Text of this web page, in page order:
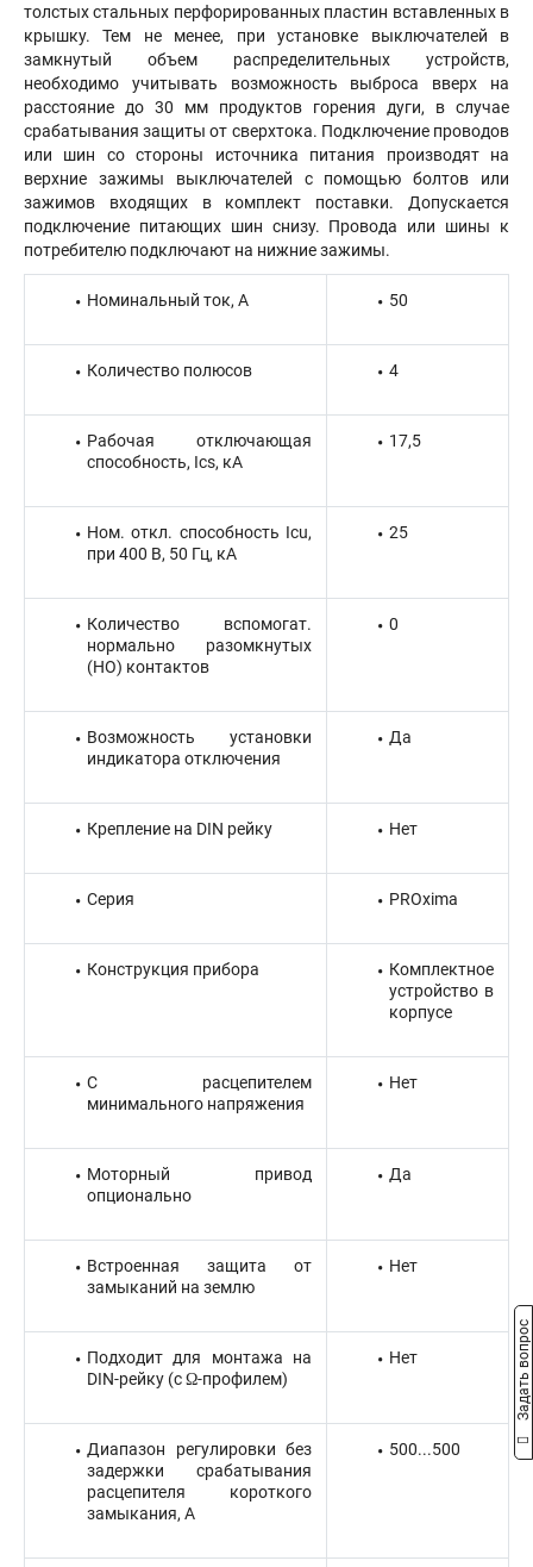
толстых стальных перфорированных пластин вставленных в
крышку. Тем не менее, при установке выключателей в
замкнутый объем распределительных устройств,
необходимо учитывать возможность выброса вверх на
расстояние до 30 мм продуктов горения дуги, в случае
срабатывания защиты от сверхтока. Подключение проводов
или шин со стороны источника питания производят на
верхние зажимы выключателей с помощью болтов или
зажимов входящих в комплект поставки. Допускается
подключение питающих шин снизу. Провода или шины к
потребителю подключают на нижние зажимы.
Номинальный ток, А 50
Количество полюсов 4
Рабочая отключающая
способность, Ics, кА
17,5
Ном. откл. способность Icu,
при 400 В, 50 Гц, кА
25
Количество вспомогат.
нормально разомкнутых
(НО) контактов
0
Возможность установки
индикатора отключения
Да
Крепление на DIN рейку Нет
Серия PROxima
Конструкция прибора
Комплектное
устройство в
корпусе
С расцепителем
минимального напряжения
Нет
Моторный привод
опционально
Да
Встроенная защита от
замыканий на землю
Нет
Подходит для монтажа на
DIN-рейку (с Ω-профилем)
Нет
Диапазон регулировки без
задержки срабатывания
расцепителя короткого
замыкания, А
500...500
Задать вопрос